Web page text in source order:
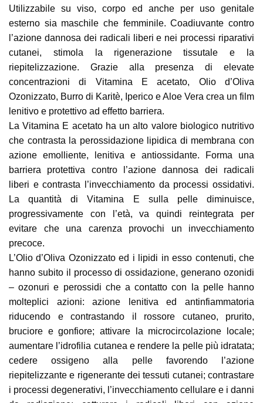
Utilizzabile su viso, corpo ed anche per uso genitale
esterno sia maschile che femminile. Coadiuvante contro
l’azione dannosa dei radicali liberi e nei processi riparativi
cutanei, stimola la rigenerazione tissutale e la
riepitelizzazione. Grazie alla presenza di elevate
concentrazioni di Vitamina E acetato, Olio d’Oliva
Ozonizzato, Burro di Karitè, Iperico e Aloe Vera crea un film
lenitivo e protettivo ad effetto barriera.
La Vitamina E acetato ha un alto valore biologico nutritivo
che contrasta la perossidazione lipidica di membrana con
azione emolliente, lenitiva e antiossidante. Forma una
barriera protettiva contro l’azione dannosa dei radicali
liberi e contrasta l’invecchiamento da processi ossidativi.
La quantità di Vitamina E sulla pelle diminuisce,
progressivamente con l’età, va quindi reintegrata per
evitare che una carenza provochi un invecchiamento
precoce.
L’Olio d’Oliva Ozonizzato ed i lipidi in esso contenuti, che
hanno subito il processo di ossidazione, generano ozonidi
– ozonuri e perossidi che a contatto con la pelle hanno
molteplici azioni: azione lenitiva ed antinfiammatoria
riducendo e contrastando il rossore cutaneo, prurito,
bruciore e gonfiore; attivare la microcircolazione locale;
aumentare l’idrofilia cutanea e rendere la pelle più idratata;
cedere ossigeno alla pelle favorendo l’azione
riepitelizzante e rigenerante dei tessuti cutanei; contrastare
i processi degenerativi, l’invecchiamento cellulare e i danni